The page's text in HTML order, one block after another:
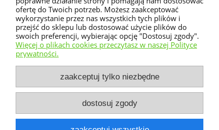
do koszyka
Warunki zakupów
Moje konto
Informacje o sklepie
ofertę do Twoich potrzeb. Możesz zaakceptować
wykorzystanie przez nas wszystkich tych plików i
przejść do sklepu lub dostosować użycie plików do
swoich preferencji, wybierając opcję "Dostosuj zgody".
Więcej o plikach cookies przeczytasz w naszej Polityce
prywatności.
zaakceptuj tylko niezbędne
dostosuj zgody